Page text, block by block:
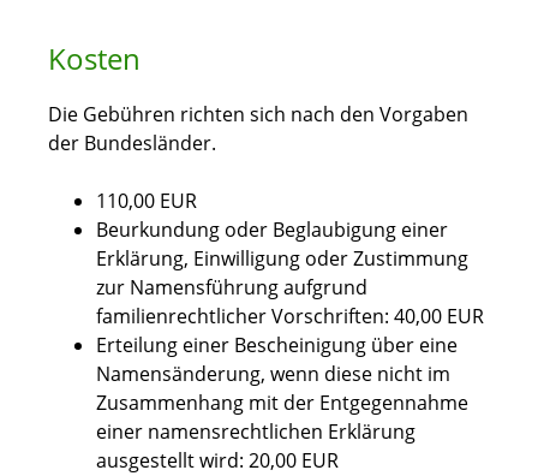
Kosten
Die Gebühren richten sich nach den Vorgaben
der Bundesländer.
110,00 EUR
Beurkundung oder Beglaubigung einer
Erklärung, Einwilligung oder Zustimmung
zur Namensführung aufgrund
familienrechtlicher Vorschriften: 40,00 EUR
Erteilung einer Bescheinigung über eine
Namensänderung, wenn diese nicht im
Zusammenhang mit der Entgegennahme
einer namensrechtlichen Erklärung
ausgestellt wird: 20,00 EUR